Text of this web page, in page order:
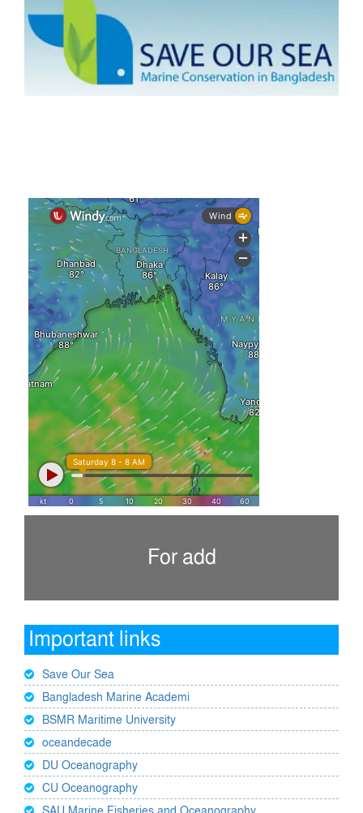
আগস্টে টানা বৃষ্টি ও বন্যার আভাস, সাগরে একাধিক লঘুচাপের শঙ্কা
For add
Important links
Save Our Sea
Bangladesh Marine Academi
BSMR Maritime University
oceandecade
DU Oceanography
CU Oceanography